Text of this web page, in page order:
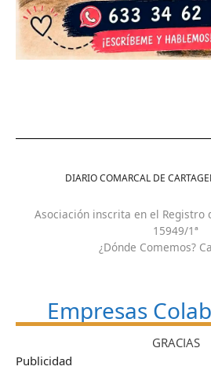
DIARIO COMARCAL DE
Asociación inscrita en el Registro
15949/1ª
¿Dónde Comemos?
Empresas
GRACIAS
Publicidad